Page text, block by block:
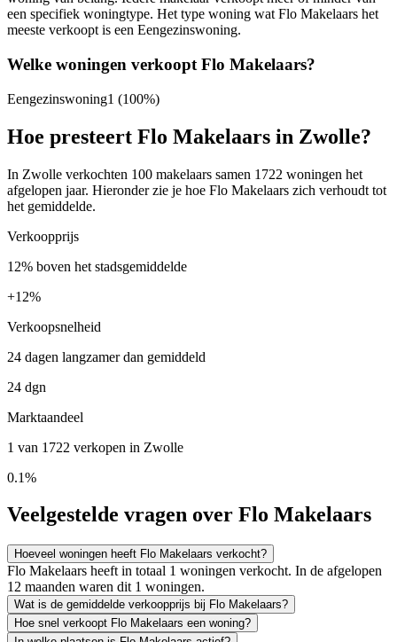
een specifiek woningtype. Het type woning wat Flo Makelaars het
meeste verkoopt is een Eengezinswoning.
Welke woningen verkoopt Flo Makelaars?
Eengezinswoning1 (100%)
Hoe presteert Flo Makelaars in Zwolle?
In Zwolle verkochten 100 makelaars samen 1722 woningen het
afgelopen jaar. Hieronder zie je hoe Flo Makelaars zich verhoudt tot
het gemiddelde.
Verkoopprijs
12% boven het stadsgemiddelde
+12%
Verkoopsnelheid
24 dagen langzamer dan gemiddeld
24 dgn
Marktaandeel
1 van 1722 verkopen in Zwolle
0.1%
Veelgestelde vragen over Flo Makelaars
Hoeveel woningen heeft Flo Makelaars verkocht?
Flo Makelaars heeft in totaal 1 woningen verkocht. In de afgelopen
12 maanden waren dit 1 woningen.
Wat is de gemiddelde verkoopprijs bij Flo Makelaars?
Hoe snel verkoopt Flo Makelaars een woning?